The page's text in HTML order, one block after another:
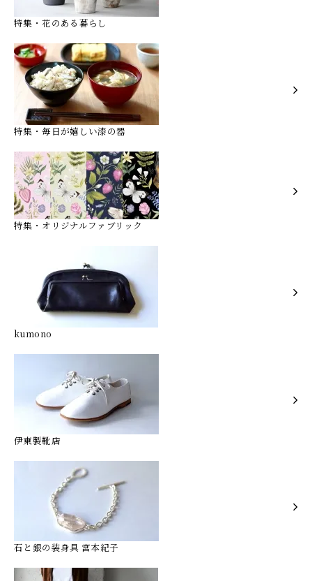
特集・花のある暮らし
特集・毎日が嬉しい漆の器
特集・オリジナルファブリック
kumono
伊東製靴店
石と銀の装身具 宮本紀子